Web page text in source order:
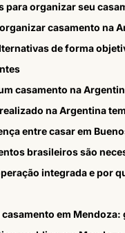
para organizar seu
casamento na
de forma
casamento na
na Argentina
entre casar em
brasileiros são
integrada e por
em